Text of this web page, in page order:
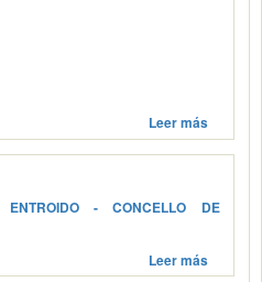
Leer más
- CONCELLO DE
Leer más